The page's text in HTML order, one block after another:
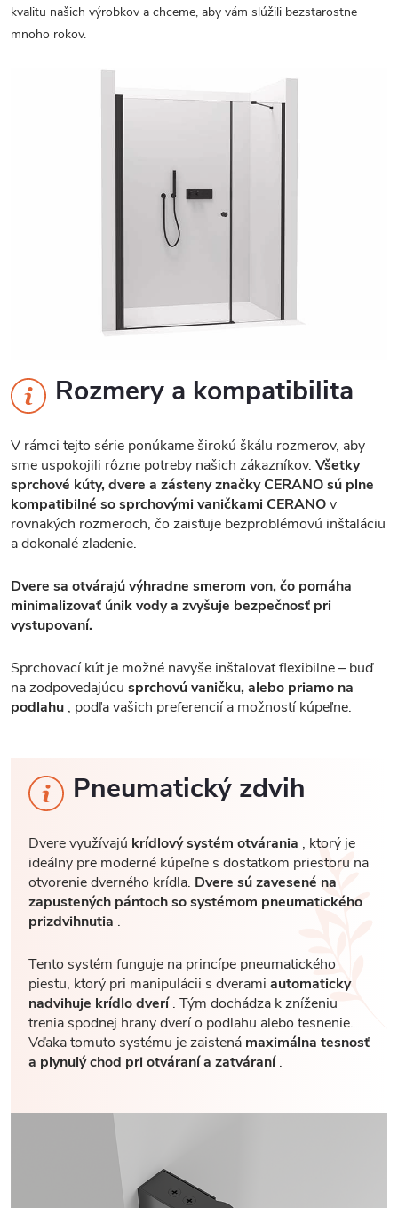
kvalitu našich výrobkov a chceme, aby vám slúžili bezstarostne
mnoho rokov.
Rozmery a kompatibilita
V rámci tejto série ponúkame širokú škálu rozmerov, aby
sme uspokojili rôzne potreby našich zákazníkov. Všetky
sprchové kúty, dvere a zásteny značky CERANO sú plne
kompatibilné so sprchovými vaničkami CERANOv
rovnakých rozmeroch, čo zaisťuje bezproblémovú inštaláciu
a dokonalé zladenie.
Dvere sa otvárajú výhradne smerom von, čo pomáha
minimalizovať únik vody a zvyšuje bezpečnosť pri
vystupovaní.
Sprchovací kút je možné navyše inštalovať flexibilne – buď
na zodpovedajúcu sprchovú vaničku, alebo priamo na
podlahu , podľa vašich preferencií a možností kúpeľne.
Pneumatický zdvih
Dvere využívajú krídlový systém otvárania , ktorý je
ideálny pre moderné kúpeľne s dostatkom priestoru na
otvorenie dverného krídla. Dvere sú zavesené na
zapustených pántoch so systémom pneumatického
prizdvihnutia .
Tento systém funguje na princípe pneumatického
piestu, ktorý pri manipulácii s dverami automaticky
nadvihuje krídlo dverí. Tým dochádza k zníženiu
trenia spodnej hrany dverí o podlahu alebo tesnenie.
Vďaka tomuto systému je zaistená maximálna tesnosť
a plynulý chod pri otváraní a zatváraní.